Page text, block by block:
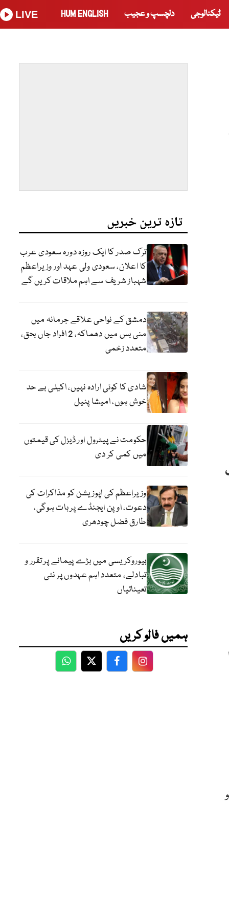
ٹیکنالوجی دلچسپ و عجیب HUM ENGLISH
LIVE
تازہ ترین خبریں
ترک صدر کا ایک روزہ دورہ سعودی عرب
کا اعلان، سعودی ولی عہد اور وزیراعظم
شہباز شریف سے اہم ملاقات کریں گے
دمشق کے نواحی علاقے جرمانہ میں
منی بس میں دھماکہ، 2 افراد جاں بحق،
متعدد زخمی
شادی کا کوئی ارادہ نہیں، اکیلی بے حد
خوش ہوں، امیشا پٹیل
حکومت نے پیٹرول اور ڈیزل کی قیمتوں
میں کمی کر دی
وزیراعظم کی اپوزیشن کو مذاکرات کی
دعوت، اوپن ایجنڈے پر بات ہوگی،
طارق فضل چودھری
بیوروکریسی میں بڑے پیمانے پر تقرر و
تبادلے، متعدد اہم عہدوں پر نئی
تعیناتیاں
ہمیں فالو کریں
WhatsApp
TwitterFacebookFacebook